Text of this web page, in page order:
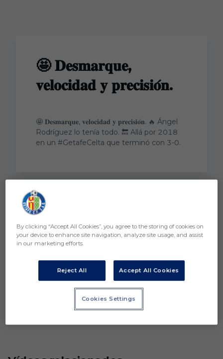
🤩 𝐃𝐞𝐬𝐦𝐚𝐫𝐪𝐮𝐞,
𝐯𝐞𝐥𝐨𝐜𝐢𝐝𝐚𝐝 𝐲 𝐩𝐫𝐞𝐜𝐢𝐬𝐢𝐨́𝐧.
🤩 𝐃𝐞𝐬𝐦𝐚𝐫𝐪𝐮𝐞, 𝐯𝐞𝐥𝐨𝐜𝐢𝐝𝐚𝐝 𝐲 𝐩𝐫𝐞𝐜𝐢𝐬𝐢𝐨́𝐧. 🔥 Ángel
Rodríguez lo tenía todo. 🔙 Allá por 2018
en un #GetafeCelta que terminó con 3-0.
By clicking “Accept All Cookies”, you agree to the storing of cookies on
your device to enhance site navigation, analyze site usage, and assist
in our marketing efforts.
Reject All Accept All Cookies
Cookies Settings